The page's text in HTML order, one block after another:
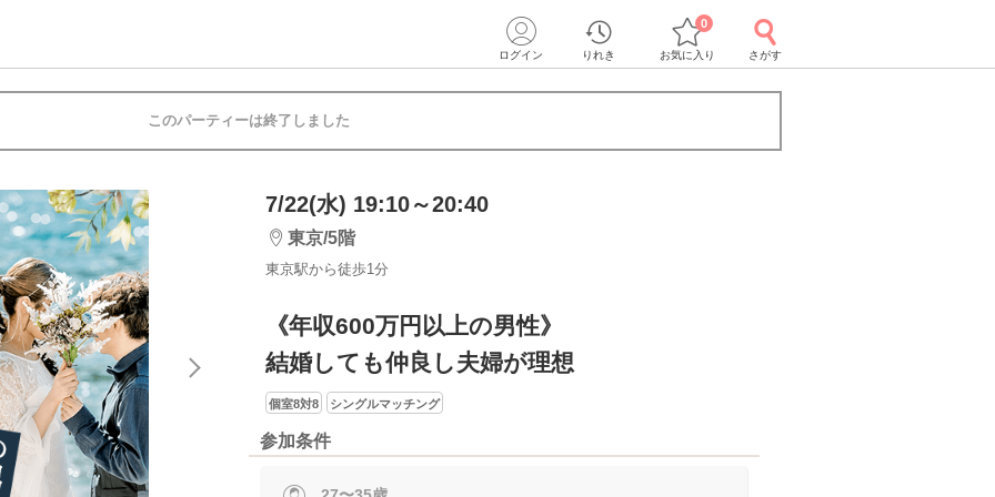
ログイン りれき お気に入り
0
さがす
このパーティーは終了しました
7/22(水) 19:10～20:40
東京/5階
東京駅から徒歩1分
《年収600万円以上の男性》
結婚しても仲良し夫婦が理想
個室8対8 シングルマッチング
参加条件